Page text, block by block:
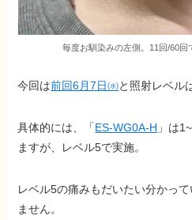
毎度お馴染みの左側。11回/60回
今回は前回6月7日㈬と照射レベル
具体的には、「ES-WG0A-H 」は
ますが、レベル5で実施。
レベル5の痛みもだいたい分かっ
ません。